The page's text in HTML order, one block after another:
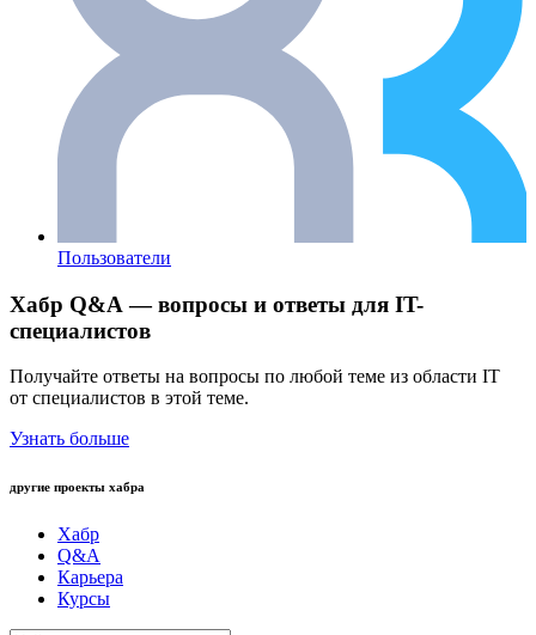
Пользователи
Хабр Q&A — вопросы и ответы для IT-
специалистов
Получайте ответы на вопросы по любой теме из области IT
от специалистов в этой теме.
Узнать больше
другие проекты хабра
Хабр
Q&A
Карьера
Курсы